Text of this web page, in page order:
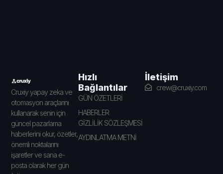
Cruxiy yapay zeka ve
otomasyon araçlarını
kullanarak senin için
güncel pazarlama
haberlerini okur, özetler,
önemli noktalarını
işaretler ve sana e-
posta olarak her gün
Hızlı
Bağlantılar
GÜN ÖZETLERİ
HABERLER
GİZLİLİK SÖZLEŞMESİ
AYDINLATMA METNİ
İletişim
crew@cruxiy.com